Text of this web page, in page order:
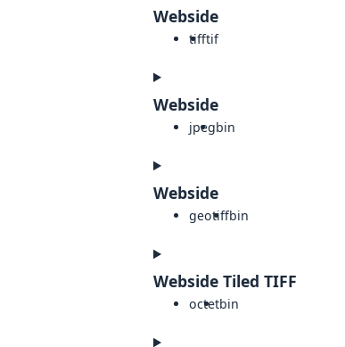
Webside
tifftif
Webside
jpegbin
Webside
geotiffbin
Webside Tiled TIFF
octetbin